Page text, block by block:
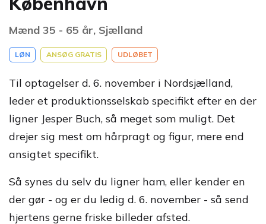
Mænd 35 - 65 år, Sjælland
LØN ANSØG GRATIS UDLØBET
Til optagelser d. 6. november i Nordsjælland,
leder et produktionsselskab specifikt efter en der
ligner Jesper Buch, så meget som muligt. Det
drejer sig mest om hårpragt og figur, mere end
ansigtet specifikt.
Så synes du selv du ligner ham, eller kender en
der gør - og er du ledig d. 6. november - så send
hjertens gerne friske billeder afsted.